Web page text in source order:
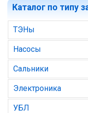
Каталог по типу
ТЭНы
Насосы
Сальники
Электроника
УБЛ